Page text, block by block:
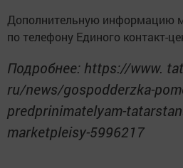
Дополнительную информацию
по телефону Единого контакт-
Подробнее: https://www.
ru/news/gospodderzka-
predprinimatelyam-
marketpleisy-5996217